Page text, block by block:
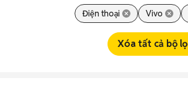
Điện thoại Vivo
Xóa tất cả bộ